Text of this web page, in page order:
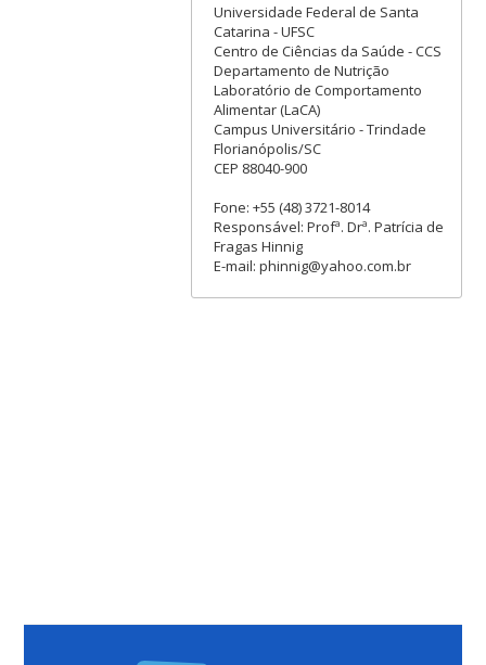
Universidade Federal de Santa
Catarina - UFSC
Centro de Ciências da Saúde - CCS
Departamento de Nutrição
Laboratório de Comportamento
Alimentar (LaCA)
Campus Universitário - Trindade
Florianópolis/SC
CEP 88040-900
Fone: +55 (48) 3721-8014
Responsável: Profª. Drª. Patrícia de
Fragas Hinnig
E-mail: phinnig@yahoo.com.br